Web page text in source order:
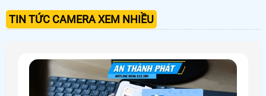
TIN TỨC CAMERA XEM NHIỀU